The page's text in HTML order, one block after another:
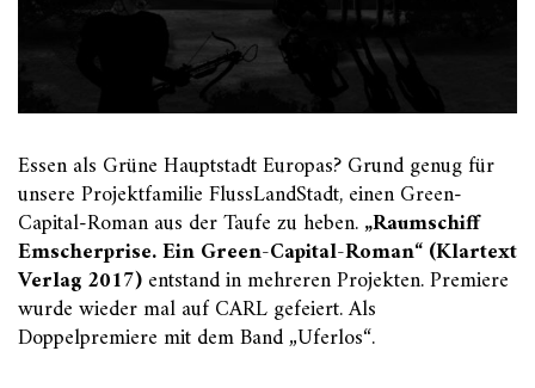
Essen als Grüne Hauptstadt Europas? Grund genug für
unsere Projektfamilie FlussLandStadt, einen Green-
Capital-Roman aus der Taufe zu heben.„Raumschiff
Emscherprise. Ein Green-Capital-Roman“ (Klartext
Verlag 2017)entstand in mehreren Projekten. Premiere
wurde wieder mal auf CARL gefeiert. Als
Doppelpremiere mit dem Band „Uferlos“.